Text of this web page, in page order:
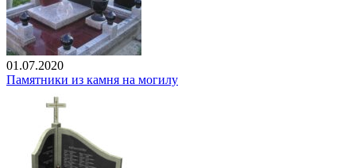
01.07.2020
Памятники из камня на могилу